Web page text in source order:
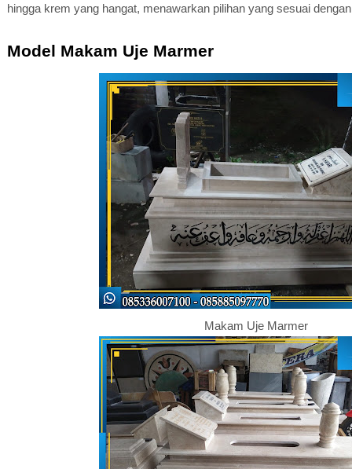
hingga krem yang hangat, menawarkan pilihan yang sesuai
Model Makam Uje Marmer
Makam Uje Marmer